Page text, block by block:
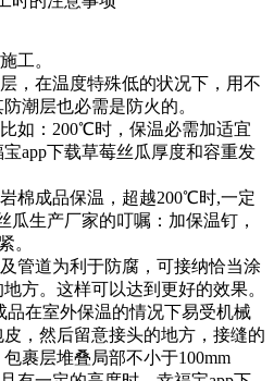
。
，在温度特殊低的状况下，用不
层也必需是防火的。
如：200℃时，保温必需加适宜
福宝app下载草莓丝瓜厚度和容重发
棉成品保温，超越200℃时,一定
产厂家的叮嘱：加保温钉，
。
及管道为利于防腐，可接纳恰当涂
方。这样可以达到更好的效果。
品在室外保温的情况下易受机械
，然后留意接头的地方，接缝的
包裹层堆叠局部不小于100mm